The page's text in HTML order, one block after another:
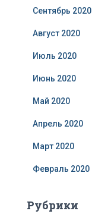
Сентябрь 2020
Август 2020
Июль 2020
Июнь 2020
Май 2020
Апрель 2020
Март 2020
Февраль 2020
Рубрики